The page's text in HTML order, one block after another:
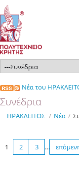
Νέα του
Συνέδρια
ΗΡΑΚΛΕΙΤΟΣ / Νέα /
1 2 3 …